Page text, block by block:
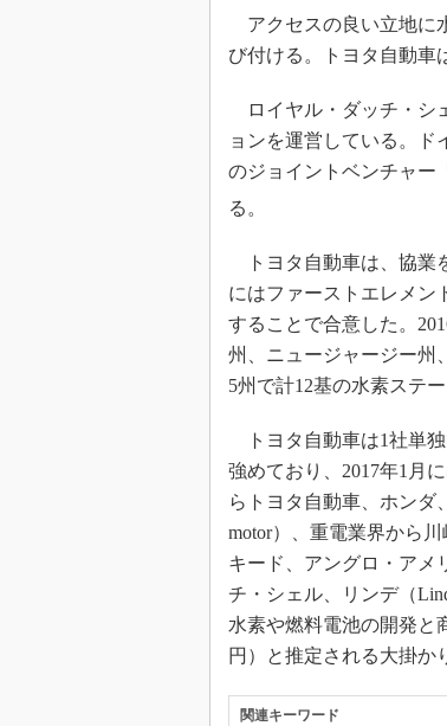
アクセスの良い立地に
び付ける。トヨタ自動車
ロイヤル・ダッチ・シ
ョンを運営している。
のジョイントベンチャー
る。
トヨタ自動車は、協業
にはファーストエレメン
することで合意した。
州、ニュージャージー州
5州で計12基の水素ステ
トヨタ自動車は1社単
強めており、2017年1月
らトヨタ自動車、ホンダ
motor）、重電業界から
キード、アングロ・アメ
チ・シェル、リンデ（
水素や燃料電池の開発と
円）と推定される大掛か
関連キーワード